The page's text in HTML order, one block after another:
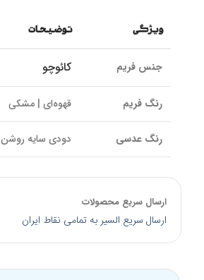
ویژگی توضیحات
جنس فریم کائوچو
رنگ فریم قهوه‌ای | مشکی
رنگ عدسی دودی سایه روشن
نوع لولا فلزی | قنری
جنس عدسی
پوشش عدسی UV400 و ضد خش
ارسال سریع محصولات
ارسال سریع السیر به تمامی نقاط ایران